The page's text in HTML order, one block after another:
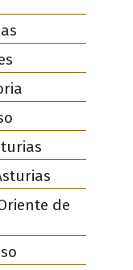
de